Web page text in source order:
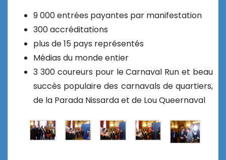
9 000 entrées payantes par manifestation
300 accréditations
plus de 15 pays représentés
Médias du monde entier
3 300 coureurs pour le Carnaval Run et beau
succès populaire des carnavals de quartiers,
de la Parada Nissarda et de Lou Queernaval